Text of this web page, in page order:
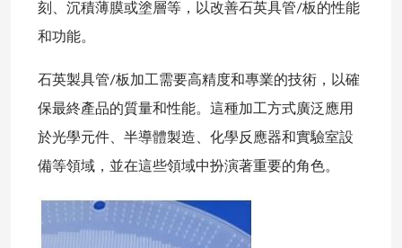
刻、沉積薄膜或塗層等，以改善石英具管/板的性能
和功能。
石英製具管/板加工需要高精度和專業的技術，以確
保最終產品的質量和性能。這種加工方式廣泛應用
於光學元件、半導體製造、化學反應器和實驗室設
備等領域，並在這些領域中扮演著重要的角色。